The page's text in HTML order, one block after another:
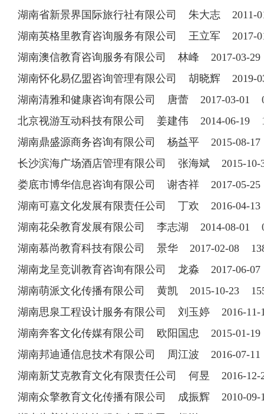
湖南省新景界国际旅行社有限公司 朱大志
湖南英格里教育咨询服务有限公司 王立军
湖南澳信教育咨询服务有限公司 林峰 2017-03-
湖南怀化易亿盟咨询管理有限公司 胡晓辉
湖南清雅和健康咨询有限公司 唐蕾 2017-03-01
北京视游互动科技有限公司 姜建伟 2014-06-19
湖南鼎盛源商务咨询有限公司 杨益平 2015-08-
长沙滨海广场酒店管理有限公司 张海斌 2015-
娄底市博华信息咨询有限公司 谢杏祥 2017-05-
湖南可嘉文化发展有限责任公司 丁欢 2016-04-
湖南花朵教育发展有限公司 李志湖 2014-08-01
湖南慕尚教育科技有限公司 景华 2017-02-08
湖南龙呈竞训教育咨询有限公司 龙淼 2017-06-
湖南萌派文化传播有限公司 黄凯 2015-10-23
湖南思泉工程设计服务有限公司 刘玉婷 2016-
湖南奔客文化传媒有限公司 欧阳国忠 2015-01-
湖南邦迪通信息技术有限公司 周江波 2016-07-
湖南新艾克教育文化有限责任公司 何昱 2016-
湖南众擎教育文化传播有限公司 成振辉 2010-